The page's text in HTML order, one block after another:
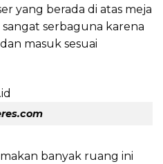
yang berada di atas meja
serbaguna karena
masuk sesuai
banyak ruang ini